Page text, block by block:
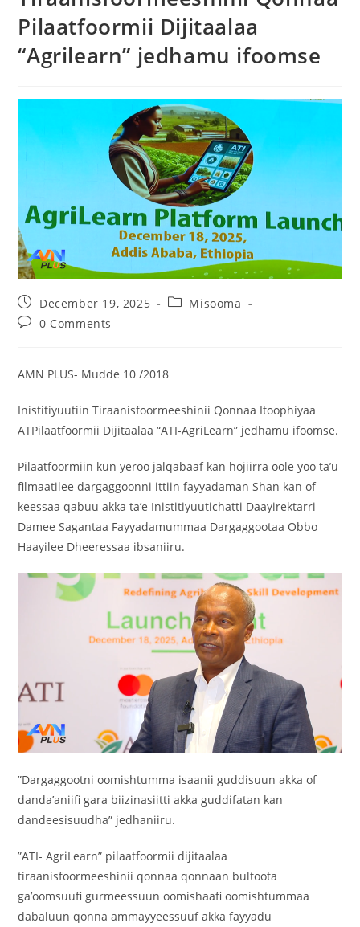
Pilaatfoormii Dijitaalaa
“Agrilearn” jedhamu ifoomse‎
December 19, 2025
Misooma
0 Comments
AMN PLUS- Mudde 10 /2018
‎Inistitiyuutiin Tiraanisfoormeeshinii Qonnaa Itoophiyaa
ATPilaatfoormii Dijitaalaa “ATI-AgriLearn” jedhamu ifoomse.
‎Pilaatfoormiin kun yeroo jalqabaaf kan hojiirra oole yoo ta’u
filmaatilee dargaggoonni ittiin fayyadaman Shan kan of
keessaa qabuu akka ta’e Inistitiyuutichatti Daayirektarri
Damee Sagantaa Fayyadamummaa Dargaggootaa Obbo
Haayilee Dheeressaa ibsaniiru.
‎”Dargaggootni oomishtumma isaanii guddisuun akka of
danda’aniifi gara biizinasiitti akka guddifatan kan
dandeesisuudha” jedhaniiru.
‎”ATI- AgriLearn” pilaatfoormii dijitaalaa
tiraanisfoormeeshinii qonnaa qonnaan bultoota
ga’oomsuufi gurmeessuun oomishaafi oomishtummaa
dabaluun qonna ammayyeessuuf akka fayyadu